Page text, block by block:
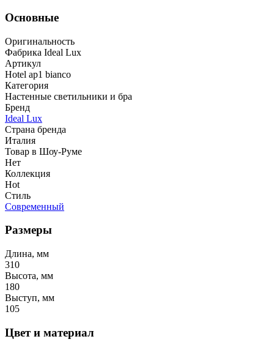
Основные
Оригинальность
Фабрика Ideal Lux
Артикул
Hotel ap1 bianco
Категория
Настенные светильники и бра
Бренд
Ideal Lux
Страна бренда
Италия
Товар в Шоу-Руме
Нет
Коллекция
Hot
Стиль
Современный
Размеры
Длина, мм
310
Высота, мм
180
Выступ, мм
105
Цвет и материал